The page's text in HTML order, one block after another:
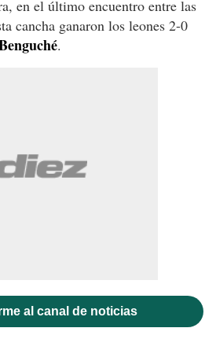
en el último encuentro entre las
cancha ganaron los leones 2-0
.
al canal de noticias